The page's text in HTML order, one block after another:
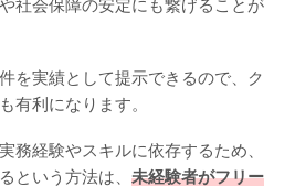
社会保障の安定にも繋げることが
を実績として提示できるので、ク
有利になります。
務経験やスキルに依存するため、
という方法は、 未経験者がフリー